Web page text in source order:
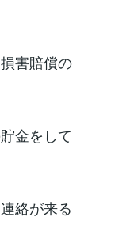
害賠償の
金をして
絡が来る